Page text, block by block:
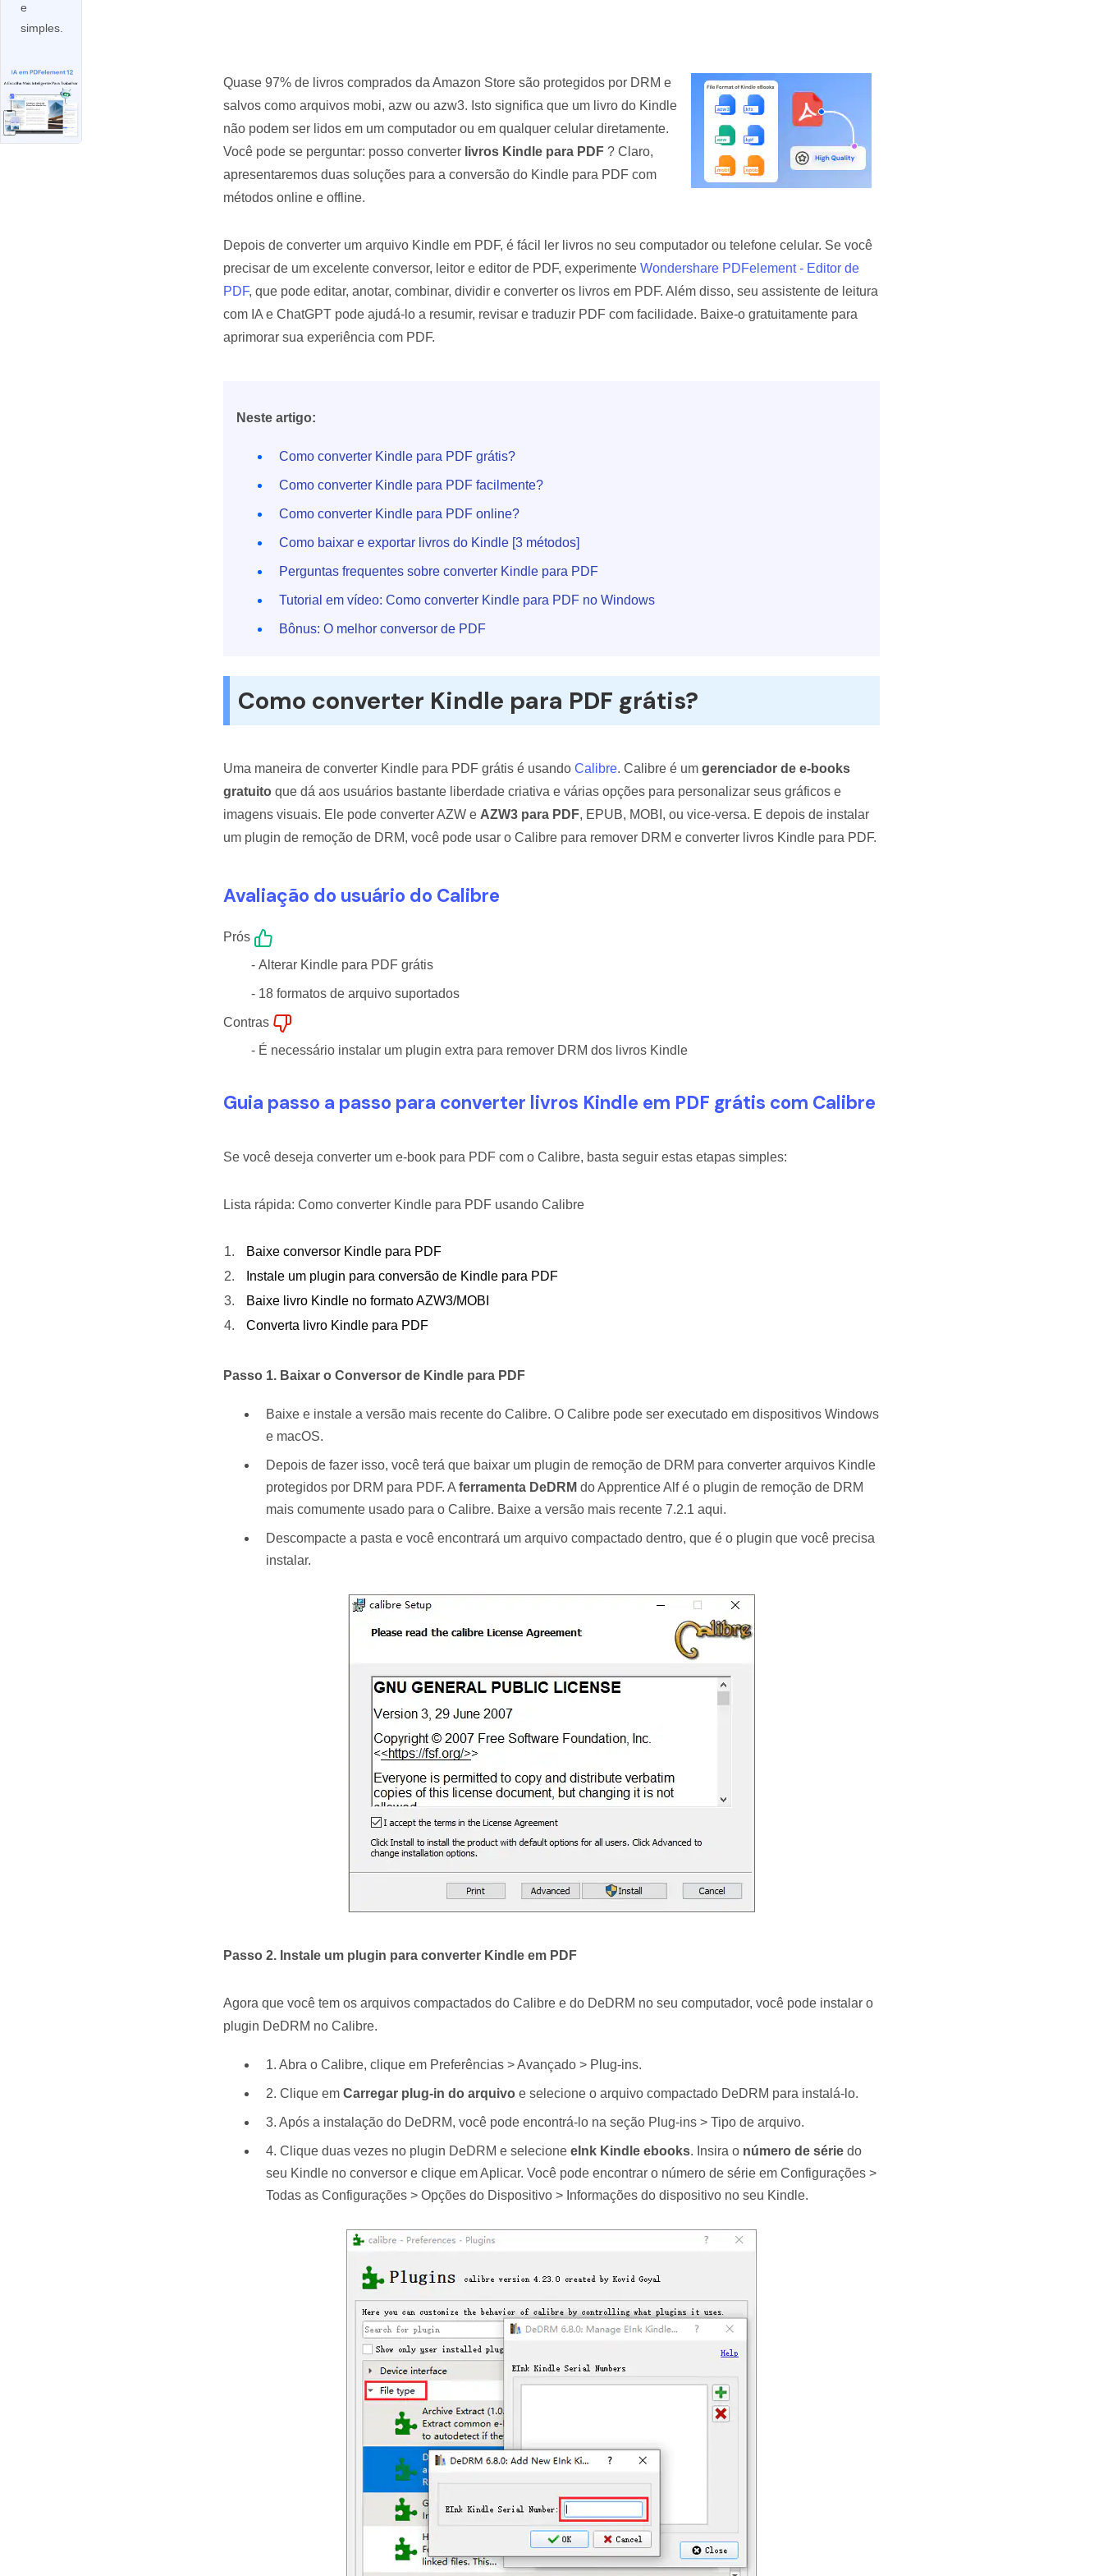
Quase 97% de livros comprados da Amazon Store são protegidos por DRM e
salvos como arquivos mobi, azw ou azw3. Isto significa que um livro do Kindle
não podem ser lidos em um computador ou em qualquer celular diretamente.
Você pode se perguntar: posso converter livros Kindle para PDF ? Claro,
apresentaremos duas soluções para a conversão do Kindle para PDF com
métodos online e offline.
Depois de converter um arquivo Kindle em PDF, é fácil ler livros no seu computador ou telefone celular. Se você
precisar de um excelente conversor, leitor e editor de PDF, experimente Wondershare PDFelement - Editor de
PDF, que pode editar, anotar, combinar, dividir e converter os livros em PDF. Além disso, seu assistente de leitura
com IA e ChatGPT pode ajudá-lo a resumir, revisar e traduzir PDF com facilidade. Baixe-o gratuitamente para
aprimorar sua experiência com PDF.
Neste artigo:
Como converter Kindle para PDF grátis?
Como converter Kindle para PDF facilmente?
Como converter Kindle para PDF online?
Como baixar e exportar livros do Kindle [3 métodos]
Perguntas frequentes sobre converter Kindle para PDF
Tutorial em vídeo: Como converter Kindle para PDF no Windows
Bônus: O melhor conversor de PDF
Como converter Kindle para PDF grátis?
Uma maneira de converter Kindle para PDF grátis é usando Calibre. Calibre é um gerenciador de e-books
gratuito que dá aos usuários bastante liberdade criativa e várias opções para personalizar seus gráficos e
imagens visuais. Ele pode converter AZW e AZW3 para PDF, EPUB, MOBI, ou vice-versa. E depois de instalar
um plugin de remoção de DRM, você pode usar o Calibre para remover DRM e converter livros Kindle para PDF.
Avaliação do usuário do Calibre
Prós
- Alterar Kindle para PDF grátis
- 18 formatos de arquivo suportados
Contras
- É necessário instalar um plugin extra para remover DRM dos livros Kindle
Guia passo a passo para converter livros Kindle em PDF grátis com Calibre
Se você deseja converter um e-book para PDF com o Calibre, basta seguir estas etapas simples:
Lista rápida: Como converter Kindle para PDF usando Calibre
Baixe conversor Kindle para PDF
Instale um plugin para conversão de Kindle para PDF
Baixe livro Kindle no formato AZW3/MOBI
Converta livro Kindle para PDF
Passo 1. Baixar o Conversor de Kindle para PDF
Baixe e instale a versão mais recente do Calibre. O Calibre pode ser executado em dispositivos Windows
e macOS.
Depois de fazer isso, você terá que baixar um plugin de remoção de DRM para converter arquivos Kindle
protegidos por DRM para PDF. A ferramenta DeDRM do Apprentice Alf é o plugin de remoção de DRM
mais comumente usado para o Calibre. Baixe a versão mais recente 7.2.1 aqui.
Descompacte a pasta e você encontrará um arquivo compactado dentro, que é o plugin que você precisa
instalar.
Passo 2. Instale um plugin para converter Kindle em PDF
Agora que você tem os arquivos compactados do Calibre e do DeDRM no seu computador, você pode instalar o
plugin DeDRM no Calibre.
1. Abra o Calibre, clique em Preferências > Avançado > Plug-ins.
2. Clique em Carregar plug-in do arquivo e selecione o arquivo compactado DeDRM para instalá-lo.
3. Após a instalação do DeDRM, você pode encontrá-lo na seção Plug-ins > Tipo de arquivo.
4. Clique duas vezes no plugin DeDRM e selecione eInk Kindle ebooks. Insira o número de série do
seu Kindle no conversor e clique em Aplicar. Você pode encontrar o número de série em Configurações >
Todas as Configurações > Opções do Dispositivo > Informações do dispositivo no seu Kindle.
e
simples.